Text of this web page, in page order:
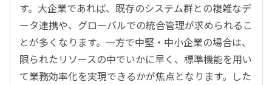
す。大企業であれば、既存のシステム群との複雑なデ
ータ連携や、グローバルでの統合管理が求められるこ
とが多くなります。一方で中堅・中小企業の場合は、
限られたリソースの中でいかに早く、標準機能を用い
て業務効率化を実現できるかが焦点となります。した